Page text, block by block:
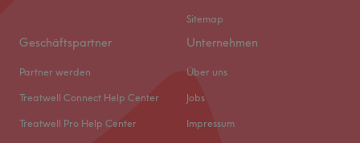
Sitemap
Geschäftspartner
Partner werden
Treatwell Connect Help Center
Treatwell Pro Help Center
Unternehmen
Über uns
Jobs
Impressum